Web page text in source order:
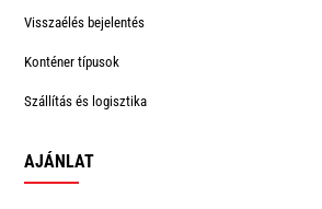
Visszaélés bejelentés
Konténer típusok
Szállítás és logisztika
AJÁNLAT